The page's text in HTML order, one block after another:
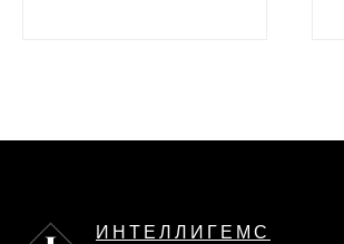
ИНТЕЛЛИГЕМС